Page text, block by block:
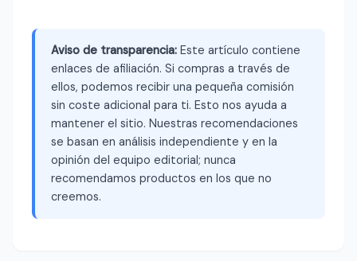
Aviso de transparencia: Este artículo contiene
enlaces de afiliación. Si compras a través de
ellos, podemos recibir una pequeña comisión
sin coste adicional para ti. Esto nos ayuda a
mantener el sitio. Nuestras recomendaciones
se basan en análisis independiente y en la
opinión del equipo editorial; nunca
recomendamos productos en los que no
creemos.